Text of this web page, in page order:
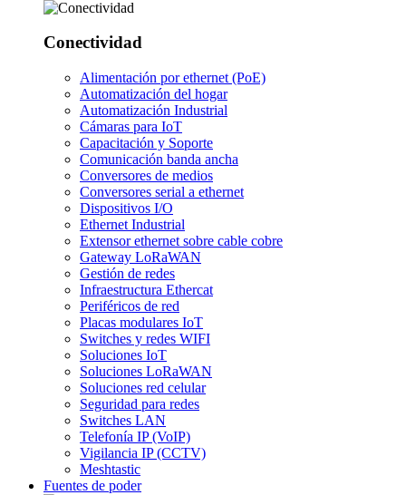
Conectividad
Alimentación por ethernet (PoE)
Automatización del hogar
Automatización Industrial
Cámaras para IoT
Capacitación y Soporte
Comunicación banda ancha
Conversores de medios
Conversores serial a ethernet
Dispositivos I/O
Ethernet Industrial
Extensor ethernet sobre cable cobre
Gateway LoRaWAN
Gestión de redes
Infraestructura Ethercat
Periféricos de red
Placas modulares IoT
Switches y redes WIFI
Soluciones IoT
Soluciones LoRaWAN
Soluciones red celular
Seguridad para redes
Switches LAN
Telefonía IP (VoIP)
Vigilancia IP (CCTV)
Meshtastic
Fuentes de poder